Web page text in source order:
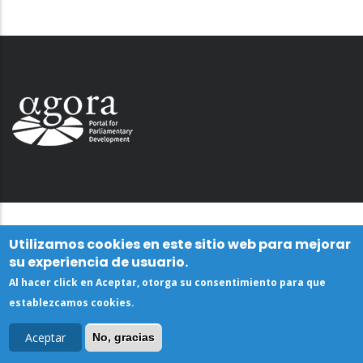
Utilizamos cookies en este sitio web para mejorar
su experiencia de usuario.
Al hacer click en Aceptar, otorga su consentimiento para que
establezcamos cookies.
Aceptar No, gracias